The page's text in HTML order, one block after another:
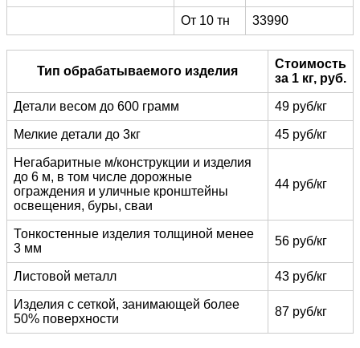
От 10 тн 33990
Тип обрабатываемого изделия
Стоимость
за 1 кг, руб.
Детали весом до 600 грамм 49 руб/кг
Мелкие детали до 3кг 45 руб/кг
Негабаритные м/конструкции и изделия
до 6 м, в том числе дорожные
ограждения и уличные кронштейны
освещения, буры, сваи
44 руб/кг
Тонкостенные изделия толщиной менее
3 мм
56 руб/кг
Листовой металл 43 руб/кг
Изделия с сеткой, занимающей более
50% поверхности
87 руб/кг